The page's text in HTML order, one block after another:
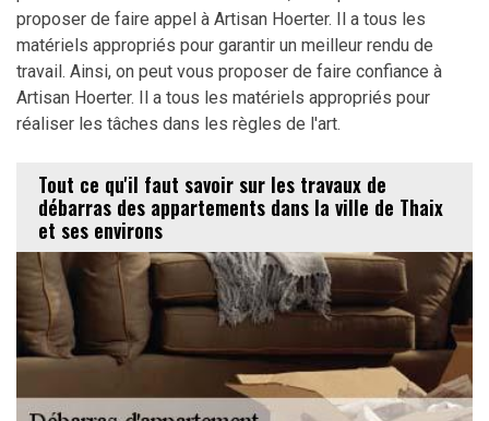
proposer de faire appel à Artisan Hoerter. Il a tous les
matériels appropriés pour garantir un meilleur rendu de
travail. Ainsi, on peut vous proposer de faire confiance à
Artisan Hoerter. Il a tous les matériels appropriés pour
réaliser les tâches dans les règles de l'art.
Tout ce qu'il faut savoir sur les travaux de
débarras des appartements dans la ville de Thaix
et ses environs